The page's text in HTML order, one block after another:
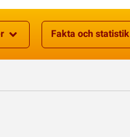
Fakta och statistik